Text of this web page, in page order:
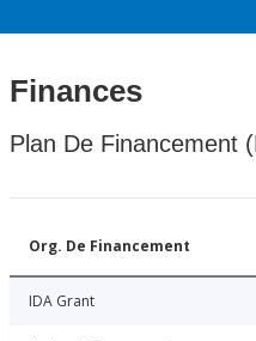
Finances
Plan De Financement
Org. De Financement
IDA Grant